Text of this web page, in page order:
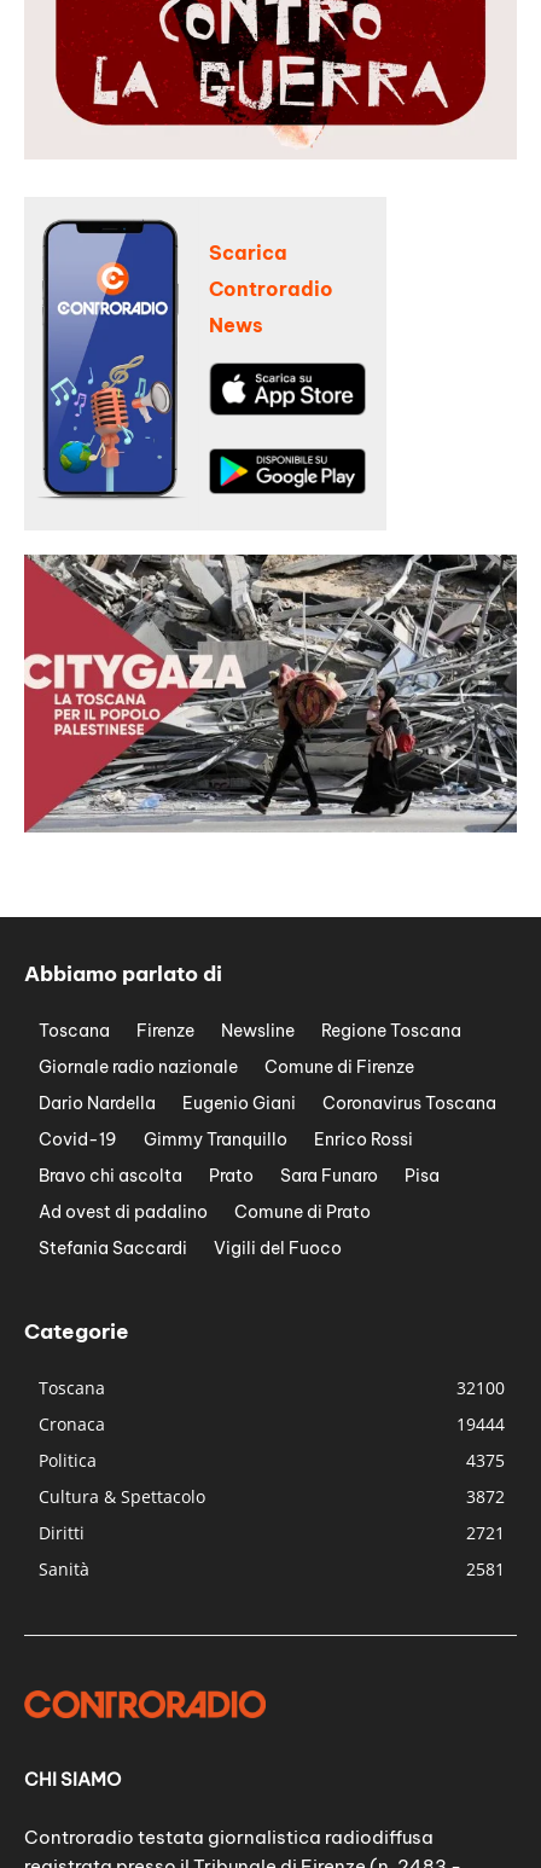
Scarica
Controradio
News
Abbiamo parlato di
Toscana Firenze Newsline
Regione Toscana
Giornale radio nazionale
Comune di Firenze
Dario Nardella
Eugenio Giani
Coronavirus Toscana
Covid-19
Gimmy Tranquillo
Enrico Rossi
Bravo chi ascolta
Prato Sara Funaro
Pisa
Ad ovest di padalino
Comune di Prato
Stefania Saccardi
Vigili del Fuoco
Categorie
Toscana
32100
Cronaca
19444
Politica
4375
Cultura & Spettacolo
3872
Diritti
2721
Sanità
2581
CHI SIAMO
Controradio testata giornalistica radiodiffusa